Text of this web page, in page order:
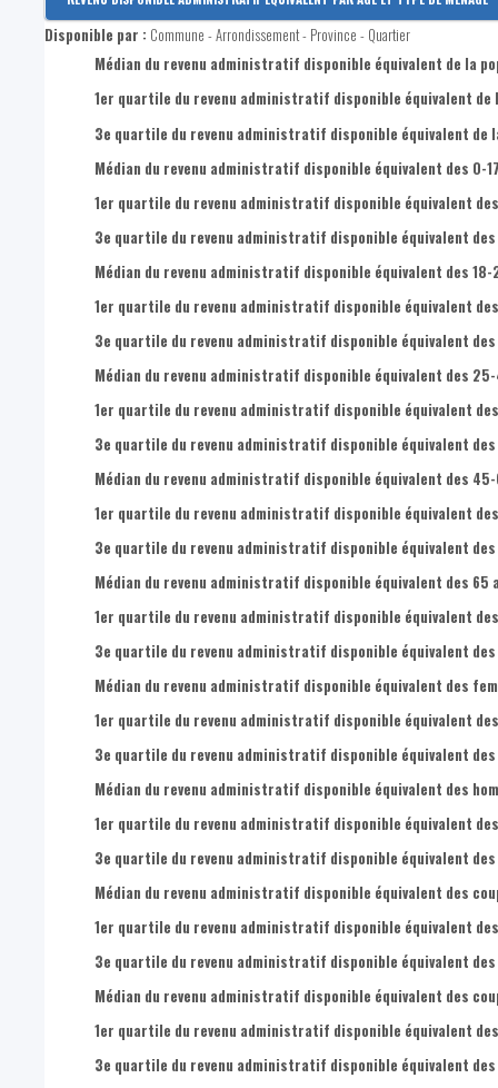
Revenu disponible par habitant
Revenus primaires par habitant
Disponible par : Commune - Arrondissement - Province - Quartier
Médian du revenu administratif disponible équivalent de la
1er quartile du revenu administratif disponible équivalent de
3e quartile du revenu administratif disponible équivalent de
Médian du revenu administratif disponible équivalent des 0-
1er quartile du revenu administratif disponible équivalent
3e quartile du revenu administratif disponible équivalent des
Médian du revenu administratif disponible équivalent des 18-
1er quartile du revenu administratif disponible équivalent
3e quartile du revenu administratif disponible équivalent des
Médian du revenu administratif disponible équivalent des
1er quartile du revenu administratif disponible équivalent
3e quartile du revenu administratif disponible équivalent
Médian du revenu administratif disponible équivalent des
1er quartile du revenu administratif disponible équivalent
3e quartile du revenu administratif disponible équivalent
Médian du revenu administratif disponible équivalent des 65
1er quartile du revenu administratif disponible équivalent
3e quartile du revenu administratif disponible équivalent
Médian du revenu administratif disponible équivalent des
1er quartile du revenu administratif disponible équivalent
3e quartile du revenu administratif disponible équivalent des
Médian du revenu administratif disponible équivalent des
1er quartile du revenu administratif disponible équivalent des
3e quartile du revenu administratif disponible équivalent des
Médian du revenu administratif disponible équivalent des
1er quartile du revenu administratif disponible équivalent
3e quartile du revenu administratif disponible équivalent des
Médian du revenu administratif disponible équivalent des
1er quartile du revenu administratif disponible équivalent
3e quartile du revenu administratif disponible équivalent des